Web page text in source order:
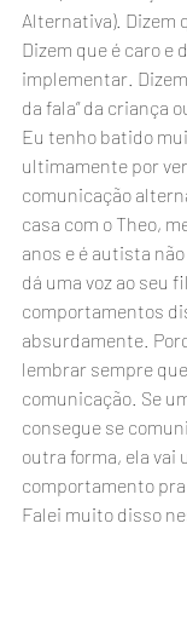
Alternativa). Dizem
Dizem que é caro e
implementar.
da fala” da criança
Eu tenho batido
ultimamente por
comunicação
casa com o Theo,
anos e é autista
dá uma voz ao seu
comportamentos
absurdamente.
lembrar sempre
comunicação. Se
consegue se
outra forma, ela vai
comportamento pra
Falei muito disso